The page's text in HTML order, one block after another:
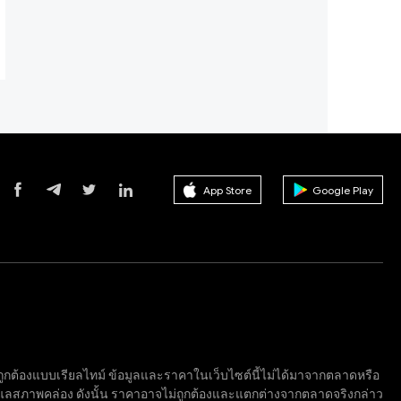
App Store Google Play
ต้องแบบเรียลไทม์ ข้อมูลและราคาในเว็บไซต์นี้ไม่ได้มาจากตลาดหรือ
สภาพคล่อง ดังนั้น ราคาอาจไม่ถูกต้องและแตกต่างจากตลาดจริงกล่าว